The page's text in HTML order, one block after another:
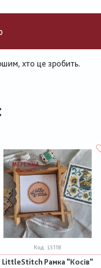
хто це зробить.
Код: LS118
LittleStitch Рамка "Косів"